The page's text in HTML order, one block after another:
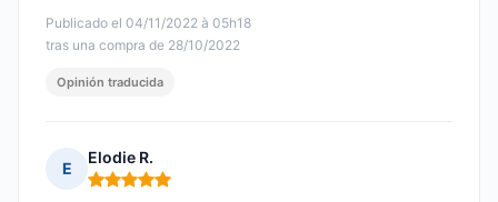
Publicado el 04/11/2022 à 05h18
tras una compra de 28/10/2022
Opinión traducida
E
Elodie R.
Nota: 5 de 5